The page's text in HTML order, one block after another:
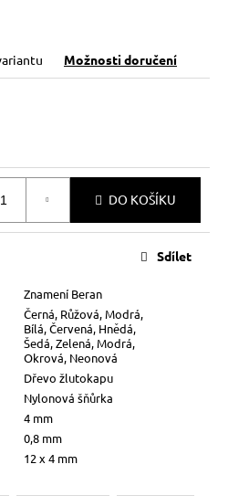
Možnosti doručení
DO KOŠÍKU
Znamení Beran
Černá, Růžová, Modrá,
Bílá, Červená, Hnědá,
Šedá, Zelená, Modrá,
Okrová, Neonová
Dřevo žlutokapu
Nylonová šňůrka
4 mm
0,8 mm
12 x 4 mm
Sdílet